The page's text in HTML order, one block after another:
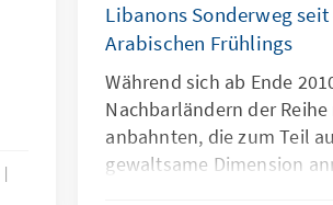
Libanons Sonderweg
Arabischen Frühlings
Während sich ab Ende
Nachbarländern der
anbahnten, die zum Teil
gewaltsame Dimension